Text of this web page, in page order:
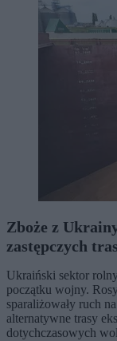
Zboże z
zastępczych
Ukraiński sektor
początku wojny.
sparaliżowały ruch
alternatywne trasy
dotychczasowych